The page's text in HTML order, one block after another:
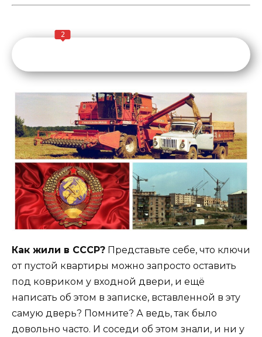
2
Как жили в СССР? Представьте себе, что ключи
от пустой квартиры можно запросто оставить
под ковриком у входной двери, и ещё
написать об этом в записке, вставленной в эту
самую дверь? Помните? А ведь, так было
довольно часто. И соседи об этом знали, и ни у